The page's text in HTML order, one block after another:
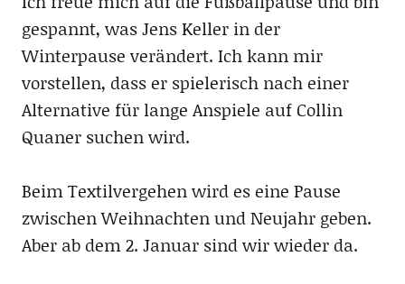
gespannt, was Jens Keller in der
Winterpause verändert. Ich kann mir
vorstellen, dass er spielerisch nach einer
Alternative für lange Anspiele auf Collin
Quaner suchen wird.
Beim Textilvergehen wird es eine Pause
zwischen Weihnachten und Neujahr geben.
Aber ab dem 2. Januar sind wir wieder da.